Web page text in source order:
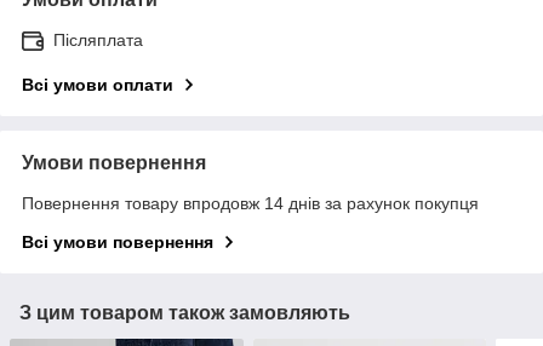
Післяплата
Всі умови оплати
Умови повернення
Повернення товару впродовж 14 днів за рахунок покупця
Всі умови повернення
З цим товаром також замовляють